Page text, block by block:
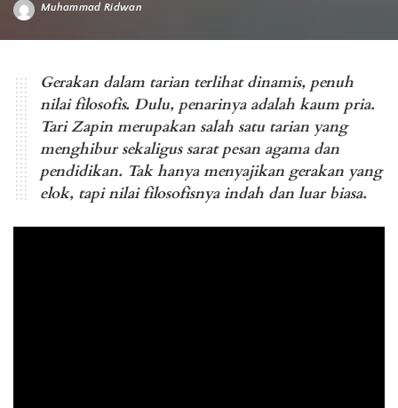
Posted
Muhammad Ridwan
Gerakan dalam tarian terlihat dinamis, penuh
nilai filosofis. Dulu, penarinya adalah kaum pria.
Tari Zapin merupakan salah satu tarian yang
menghibur sekaligus sarat pesan agama dan
pendidikan. Tak hanya menyajikan gerakan yang
elok, tapi nilai filosofisnya indah dan luar biasa.